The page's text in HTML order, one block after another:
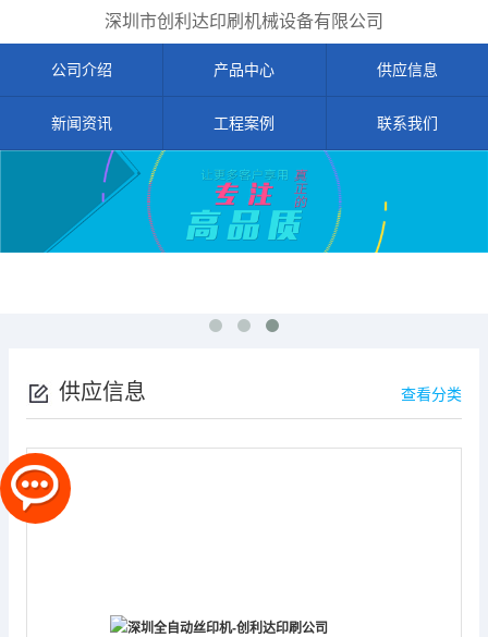
深圳市创利达印刷机械设备有限公司
公司介绍 产品中心 供应信息
新闻资讯 工程案例 联系我们
供应信息 查看分类